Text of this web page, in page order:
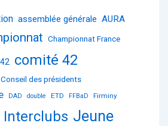
assemblée générale AURA
Championnat France
comité 42
Conseil des présidents
DAD double ETD FFBaD Firminy
Interclubs Jeune